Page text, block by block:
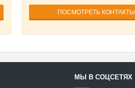
ПОСМОТРЕТЬ КОНТАКТЫ
МЫ В СОЦСЕТЯХ